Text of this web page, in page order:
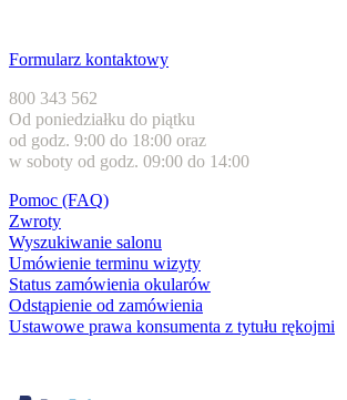
Formularz kontaktowy
800 343 562
Od poniedziałku do piątku
od godz. 9:00 do 18:00 oraz
w soboty od godz. 09:00 do 14:00
Pomoc (FAQ)
Zwroty
Wyszukiwanie salonu
Umówienie terminu wizyty
Status zamówienia okularów
Odstąpienie od zamówienia
Ustawowe prawa konsumenta z tytułu rękojmi